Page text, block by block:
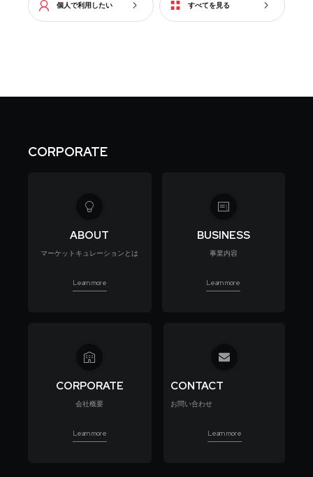
個人で利用したい すべてを見る
CORPORATE
ABOUT
マーケットキュレーションとは
Learn more
BUSINESS
事業内容
Learn more
CORPORATE
会社概要
Learn more
CONTACT
お問い合わせ
Learn more